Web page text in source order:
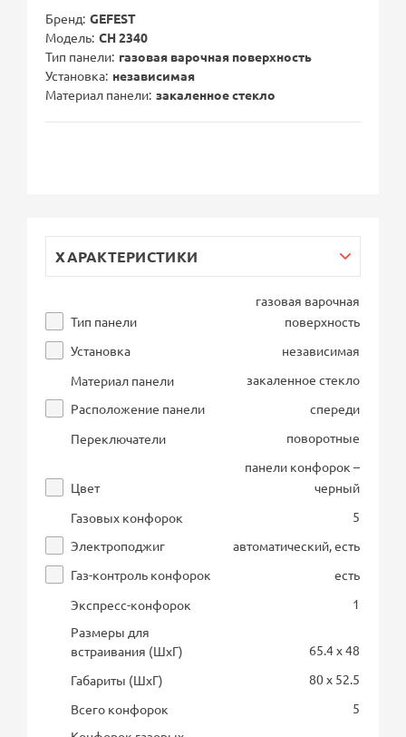
Бренд GEFEST
Модель СН 2340
Тип панели газовая варочная поверхность
Установка независимая
Материал панели закаленное стекло
ХАРАКТЕРИСТИКИ
Тип панели
газовая варочная
поверхность
Установка
независимая
Материал панели
закаленное стекло
Расположение панели
спереди
Переключатели
поворотные
Цвет
панели конфорок –
черный
Газовых конфорок
5
Электроподжиг
автоматический, есть
Газ-контроль конфорок
есть
Экспресс-конфорок
1
Размеры для
встраивания (ШхГ)
65.4 x 48
Габариты (ШхГ)
80 x 52.5
Всего конфорок
5